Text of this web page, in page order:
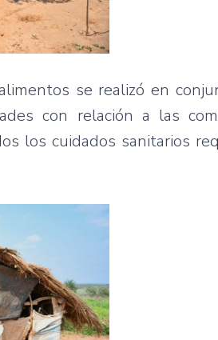
se realizó en
con relación a las
los cuidados sanitarios